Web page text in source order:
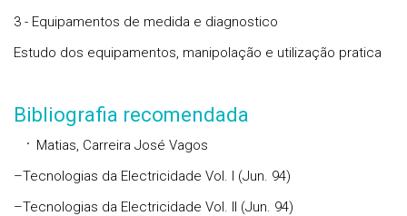
3 - Equipamentos de medida e diagnostico
Estudo dos equipamentos, manipolação e utilização pratica
Bibliografia recomendada
Matias, Carreira José Vagos
–Tecnologias da Electricidade Vol. I (Jun. 94)
–Tecnologias da Electricidade Vol. II (Jun. 94)